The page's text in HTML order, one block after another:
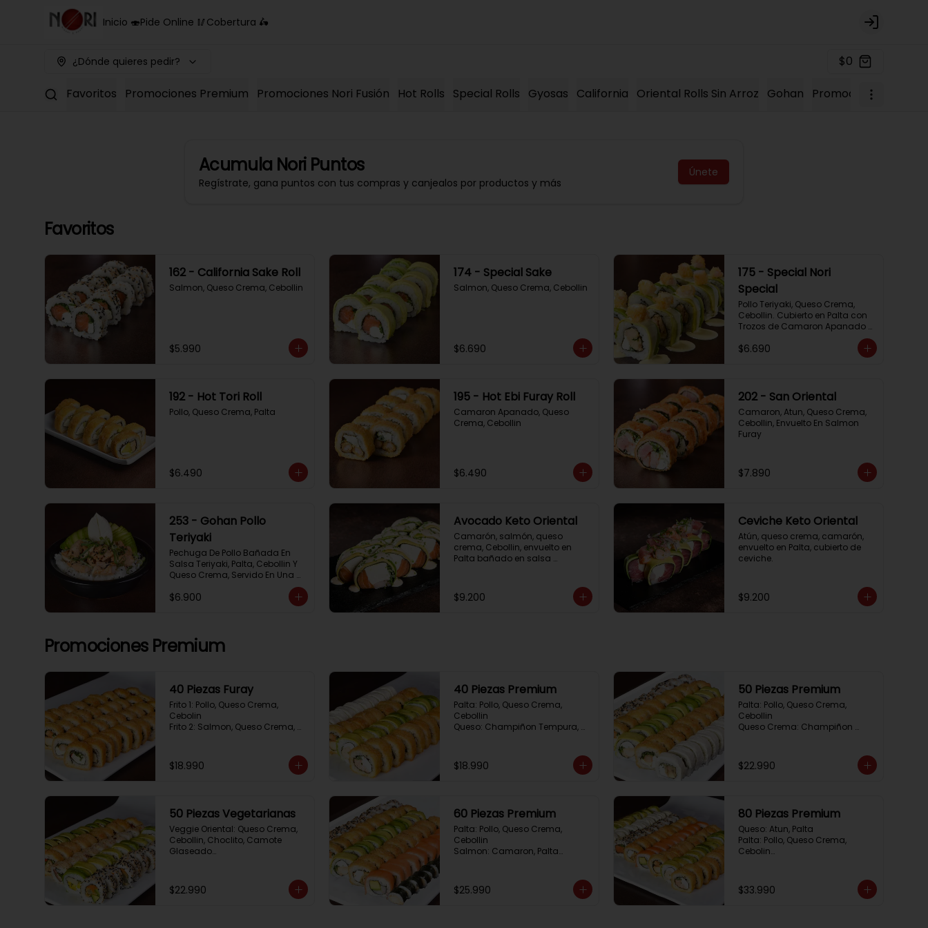
Inicio 🍣Pide Online 🥢 Cobertura 🛵 Login
¿Dónde quieres pedir? $0
Favoritos Promociones Premium Promociones Nori Fusión Hot Rolls Special Rolls Gyosas California Oriental Rolls Sin Arroz Gohan Promociones 2023
Acumula Nori Puntos
Regístrate, gana puntos con tus compras y canjealos por productos y más
Únete
Favoritos
162 - California Sake Roll
Salmon, Queso Crema, Cebollin
$5.990
174 - Special Sake
Salmon, Queso Crema, Cebollin
$6.690
175 - Special Nori
Special
Pollo Teriyaki, Queso Crema,
Cebollin. Cubierto en Palta con
Trozos de Camaron Apanado
$6.690
192 - Hot Tori Roll
Pollo, Queso Crema, Palta
$6.490
195 - Hot Ebi Furay Roll
Camaron Apanado, Queso
Crema, Cebollin
$6.490
202 - San Oriental
Camaron, Atun, Queso Crema,
Cebollin, Envuelto En Salmon
Furay
$7.890
253 - Gohan Pollo
Teriyaki
Pechuga De Pollo Bañada En
Salsa Teriyaki, Palta, Cebollin Y
Queso Crema, Servido En Una
$6.900
Avocado Keto Oriental
Camarón, salmón, queso
crema, Cebollin, envuelto en
Palta bañado en salsa
$9.200
Ceviche Keto Oriental
Atún, queso crema, camarón,
envuelto en Palta, cubierto de
ceviche.
$9.200
Promociones Premium
40 Piezas Furay
Frito 1: Pollo, Queso Crema,
Cebolin
Frito 2: Salmon, Queso Crema,
Cebollin
Frito 4: Kanikama, Queso Crema,
$18.990
40 Piezas Premium
Palta: Pollo, Queso Crema,
Cebollin
Queso: Champiñon Tempura,
Crema,Cebollin
Frito 2: Salmon,Queso Crema,
$18.990
50 Piezas Premium
Palta: Pollo, Queso Crema,
Cebollin
Queso Crema: Champiñon
Sesamo: Salmon, Cebollin
Frito 1: Camaron, Queso Crema,
$22.990
50 Piezas Vegetarianas
Veggie Oriental: Queso Crema,
Cebollin, Choclito, Camote
Glaseado
Apanada
Avocado Veggie:	Palmito,
$22.990
60 Piezas Premium
Palta: Pollo, Queso Crema,
Cebollin
Salmon: Camaron, Palta
Cebollin
Frito 2: Champiñon Tempura,
$25.990
80 Piezas Premium
Queso: Atun, Palta
Palta: Pollo, Queso Crema,
Cebolin
Palta: Camaron, Queso Crema
Frito 1: Champiñon Tempura,
$33.990